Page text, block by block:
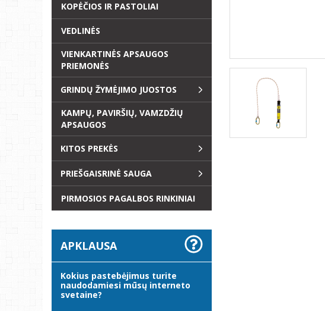
KOPĖČIOS IR PASTOLIAI
VEDLINĖS
VIENKARTINĖS APSAUGOS
PRIEMONĖS
GRINDŲ ŽYMĖJIMO JUOSTOS
KAMPŲ, PAVIRŠIŲ, VAMZDŽIŲ
APSAUGOS
KITOS PREKĖS
PRIEŠGAISRINĖ SAUGA
PIRMOSIOS PAGALBOS RINKINIAI
APKLAUSA
Kokius pastebėjimus turite
naudodamiesi mūsų interneto
svetaine?